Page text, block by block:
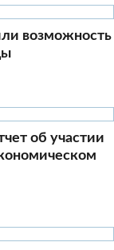
возможность
об участии